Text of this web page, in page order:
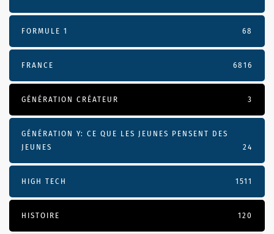
FORMULE 1 68
FRANCE 6816
GÉNÉRATION CRÉATEUR 3
GÉNÉRATION Y: CE QUE LES JEUNES PENSENT DES
JEUNES
24
HIGH TECH 1511
HISTOIRE 120